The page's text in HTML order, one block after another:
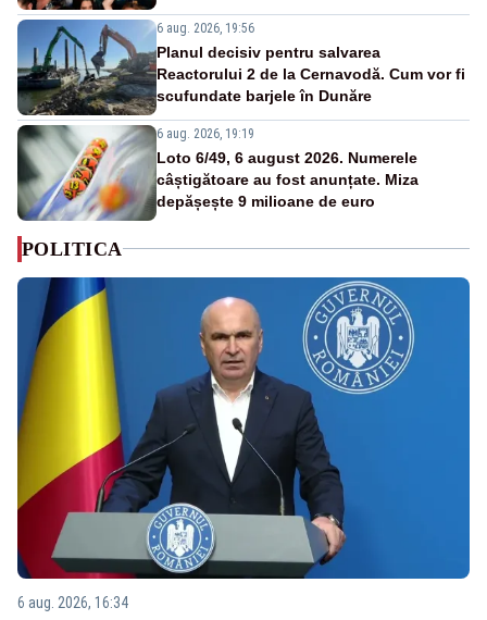
6 aug. 2026, 19:56
Planul decisiv pentru salvarea
Reactorului 2 de la Cernavodă. Cum vor fi
scufundate barjele în Dunăre
6 aug. 2026, 19:19
Loto 6/49, 6 august 2026. Numerele
câștigătoare au fost anunțate. Miza
depășește 9 milioane de euro
POLITICA
6 aug. 2026, 16:34